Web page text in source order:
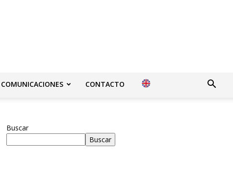
COMUNICACIONES CONTACTO
Buscar
Buscar